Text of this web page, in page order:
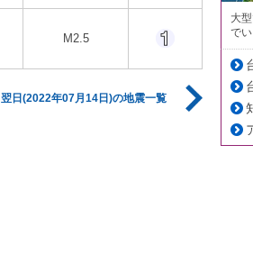
M2.5
翌日(2022年07月14日)の地震一覧
大
で